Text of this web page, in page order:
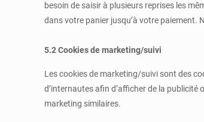
besoin de saisir à plusieurs reprises les
dans votre panier jusqu’à votre paiement.
5.2 Cookies de marketing/suivi
Les cookies de marketing/suivi sont des
d’internautes afin d’afficher de la
marketing similaires.